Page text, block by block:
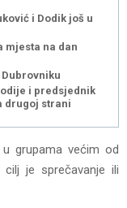
i Dodik još u
mjesta na dan
i predsjednik
drugoj strani
grupama većim od
je sprečavanje ili